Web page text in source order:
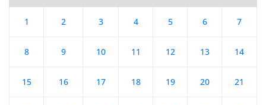
1 2 3 4 5 6 7
8 9 10 11 12 13 14
15 16 17 18 19 20 21